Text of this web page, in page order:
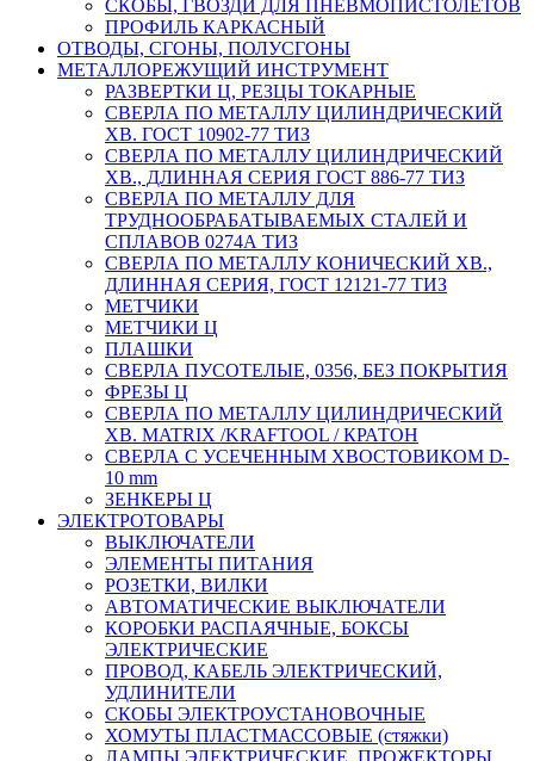
СКОБЫ, ГВОЗДИ ДЛЯ ПНЕВМОПИСТОЛЕТОВ
ПРОФИЛЬ КАРКАСНЫЙ
ОТВОДЫ, СГОНЫ, ПОЛУСГОНЫ
МЕТАЛЛОРЕЖУЩИЙ ИНСТРУМЕНТ
РАЗВЕРТКИ Ц, РЕЗЦЫ ТОКАРНЫЕ
СВЕРЛА ПО МЕТАЛЛУ ЦИЛИНДРИЧЕСКИЙ
ХВ. ГОСТ 10902-77 ТИЗ
СВЕРЛА ПО МЕТАЛЛУ ЦИЛИНДРИЧЕСКИЙ
ХВ., ДЛИННАЯ СЕРИЯ ГОСТ 886-77 ТИЗ
СВЕРЛА ПО МЕТАЛЛУ ДЛЯ
ТРУДНООБРАБАТЫВАЕМЫХ СТАЛЕЙ И
СПЛАВОВ 0274А ТИЗ
СВЕРЛА ПО МЕТАЛЛУ КОНИЧЕСКИЙ ХВ.,
ДЛИННАЯ СЕРИЯ, ГОСТ 12121-77 ТИЗ
МЕТЧИКИ
МЕТЧИКИ Ц
ПЛАШКИ
СВЕРЛА ПУСОТЕЛЫЕ, 0356, БЕЗ ПОКРЫТИЯ
ФРЕЗЫ Ц
СВЕРЛА ПО МЕТАЛЛУ ЦИЛИНДРИЧЕСКИЙ
ХВ. MATRIX /KRAFTOOL / КРАТОН
СВЕРЛА С УСЕЧЕННЫМ ХВОСТОВИКОМ D-
10 mm
ЗЕНКЕРЫ Ц
ЭЛЕКТРОТОВАРЫ
ВЫКЛЮЧАТЕЛИ
ЭЛЕМЕНТЫ ПИТАНИЯ
РОЗЕТКИ, ВИЛКИ
АВТОМАТИЧЕСКИЕ ВЫКЛЮЧАТЕЛИ
КОРОБКИ РАСПАЯЧНЫЕ, БОКСЫ
ЭЛЕКТРИЧЕСКИЕ
ПРОВОД, КАБЕЛЬ ЭЛЕКТРИЧЕСКИЙ,
УДЛИНИТЕЛИ
СКОБЫ ЭЛЕКТРОУСТАНОВОЧНЫЕ
ХОМУТЫ ПЛАСТМАССОВЫЕ (стяжки)
ЛАМПЫ ЭЛЕКТРИЧЕСКИЕ, ПРОЖЕКТОРЫ